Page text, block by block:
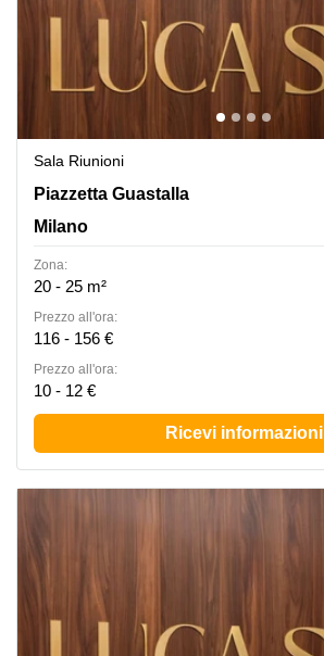
Sala Riunioni
Piazzetta Guastalla, Milano
Piazzetta Guastalla
Milano
Zona:
20 - 25 m²
Prezzo all'ora:
116 - 156 €
Prezzo all'ora:
10 - 12 €
Ricevi informazioni